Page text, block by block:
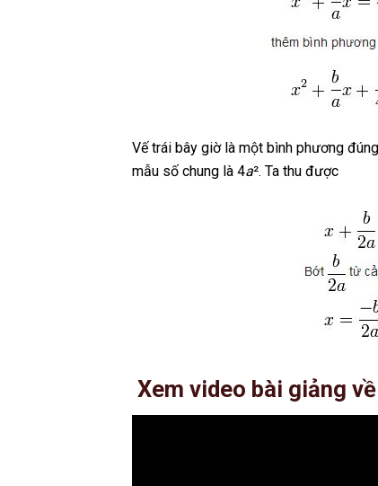
Vế trái bây giờ là một bình phương
mẫu số chung là 4a². Ta thu được
Xem video bài giảng